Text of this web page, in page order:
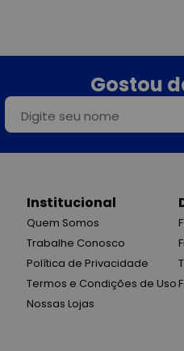
Gostou
Institucional
Quem Somos
Trabalhe Conosco
Política de Privacidade
Termos e Condições de Uso
Nossas Lojas